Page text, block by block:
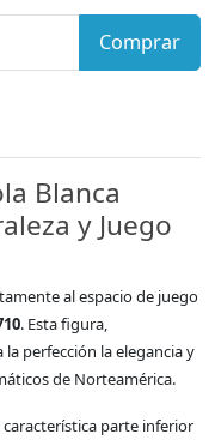
Comprar
Blanca
y Juego
al espacio de juego
. Esta figura,
perfección la elegancia y
de Norteamérica.
parte inferior